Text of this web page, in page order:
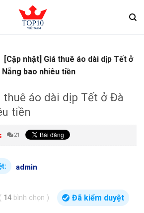
[Cập nhật] Giá thuê áo dài dịp Tết ở
bao nhiêu tiền
thuê áo dài dịp Tết ở Đà
tiền
21
admin
( 14 bình chọn ) Đã kiểm duyệt